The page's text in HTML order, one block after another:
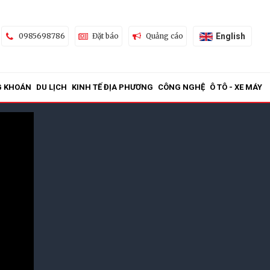
0985698786 Đặt báo Quảng cáo English
KHOÁN DU LỊCH KINH TẾ ĐỊA PHƯƠNG CÔNG NGHỆ Ô TÔ - XE MÁY